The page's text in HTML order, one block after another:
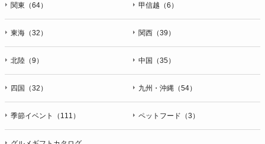
関東（64） 甲信越（6）
東海（32） 関西（39）
北陸（9） 中国（35）
四国（32） 九州・沖縄（54）
季節イベント（111） ペットフード（3）